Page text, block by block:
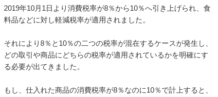
2019年10月1日より消費税率が8％から10％へ引き上げられ、食
料品などに対し軽減税率が適用されました。
それにより8％と10％の二つの税率が混在するケースが発生し、
どの取引や商品にどちらの税率が適用されているかを明確にす
る必要が出てきました。
もし、仕入れた商品の消費税率が8％なのに10％で計上すると、